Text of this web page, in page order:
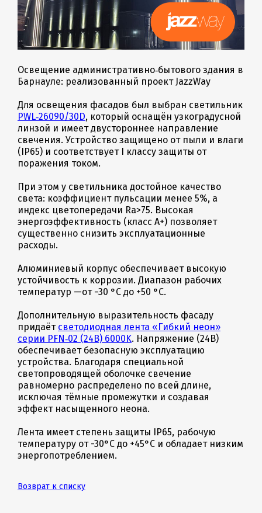
Освещение административно‑бытового здания в
Барнауле: реализованный проект JazzWay
Для освещения фасадов был выбран светильник
PWL‑26090/30D, который оснащён узкоградусной
линзой и имеет двустороннее направление
свечения. Устройство защищено от пыли и влаги
(IP65) и соответствует I классу защиты от
поражения током.
При этом у светильника достойное качество
света: коэффициент пульсации менее 5%, а
индекс цветопередачи Ra>75. Высокая
энергоэффективность (класс А+) позволяет
существенно снизить эксплуатационные
расходы.
Алюминиевый корпус обеспечивает высокую
устойчивость к коррозии. Диапазон рабочих
температур —от −30 °C до +50 °C.
Дополнительную выразительность фасаду
придаёт светодиодная лента «Гибкий неон»
серии PFN‑02 (24В) 6000K. Напряжение (24В)
обеспечивает безопасную эксплуатацию
устройства. Благодаря специальной
светопроводящей оболочке свечение
равномерно распределено по всей длине,
исключая тёмные промежутки и создавая
эффект насыщенного неона.
Лента имеет степень защиты IP65, рабочую
температуру от -30°C до +45°C и обладает низким
энергопотреблением.
Возврат к списку